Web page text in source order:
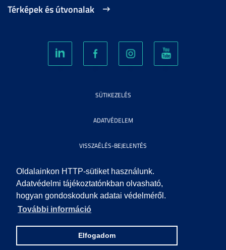
Oldalainkon HTTP-sütiket használunk.
Adatvédelmi tájékoztatónkban olvasható,
hogyan gondoskodunk adatai védelméről.
További információ
Elfogadom
Térképek és útvonalak
SÜTIKEZELÉS
ADATVÉDELEM
VISSZAÉLÉS-BEJELENTÉS
KÖZÉRDEKŰ ADATOK
IMPRESSZUM